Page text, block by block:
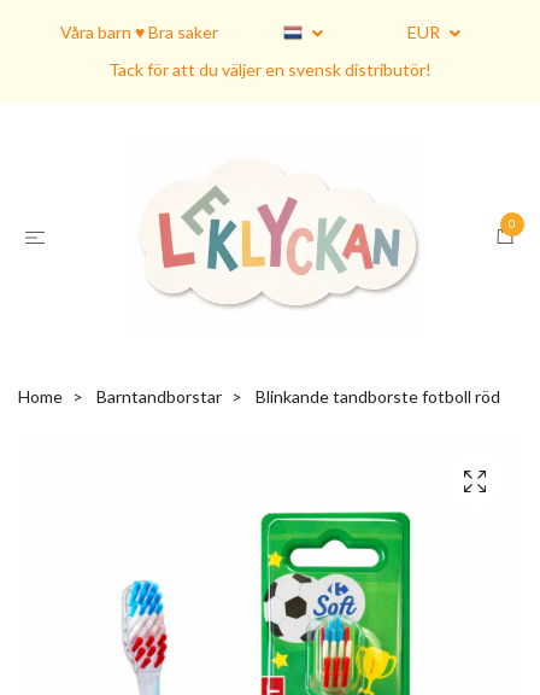
Våra barn ♥ Bra saker
EUR
Tack för att du väljer en svensk distributör!
0
Home Barntandborstar Blinkande tandborste fotboll röd